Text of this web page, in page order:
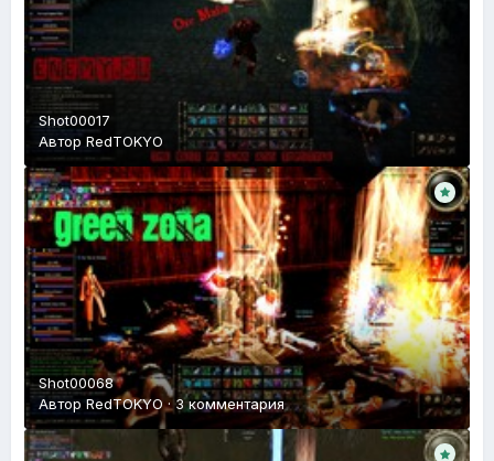
Shot00017
Автор RedTOKYO
Shot00068
Автор RedTOKYO·3 комментария